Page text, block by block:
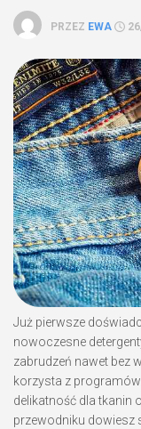
PRZEZ EWA
Już pierwsze
nowoczesne
zabrudzeń nawet bez
korzysta z
delikatność dla tkanin
przewodniku dowiesz